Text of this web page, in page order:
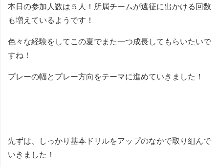
本日の参加人数は５人！所属チームが遠征に出かける回数
も増えているようです！
色々な経験をしてこの夏でまた一つ成長してもらいたいで
すね！
プレーの幅とプレー方向をテーマに進めていきました！
先ずは、しっかり基本ドリルをアップのなかで取り組んで
いきました！